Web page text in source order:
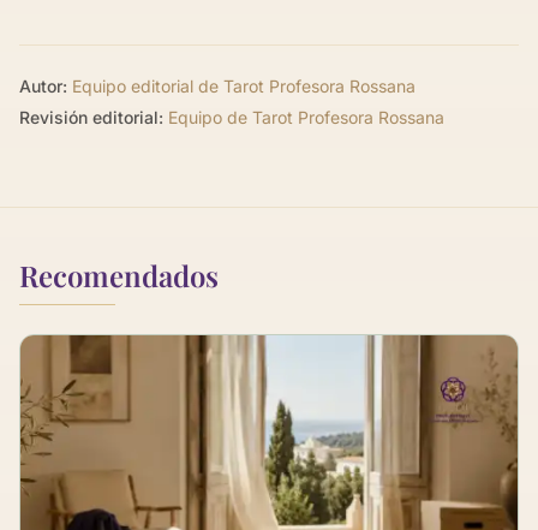
Autor: Equipo editorial de Tarot Profesora Rossana
Revisión editorial: Equipo de Tarot Profesora Rossana
Recomendados